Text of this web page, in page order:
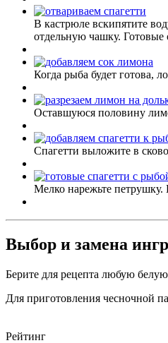
В кастрюле вскипятите
отдельную чашку. Готовые
Когда рыба будет готова,
Оставшуюся половину
Спагетти выложите в
Мелко нарежьте
Выбор и замена
Берите для рецепта любую
Для приготовления чесночной
Рейтинг